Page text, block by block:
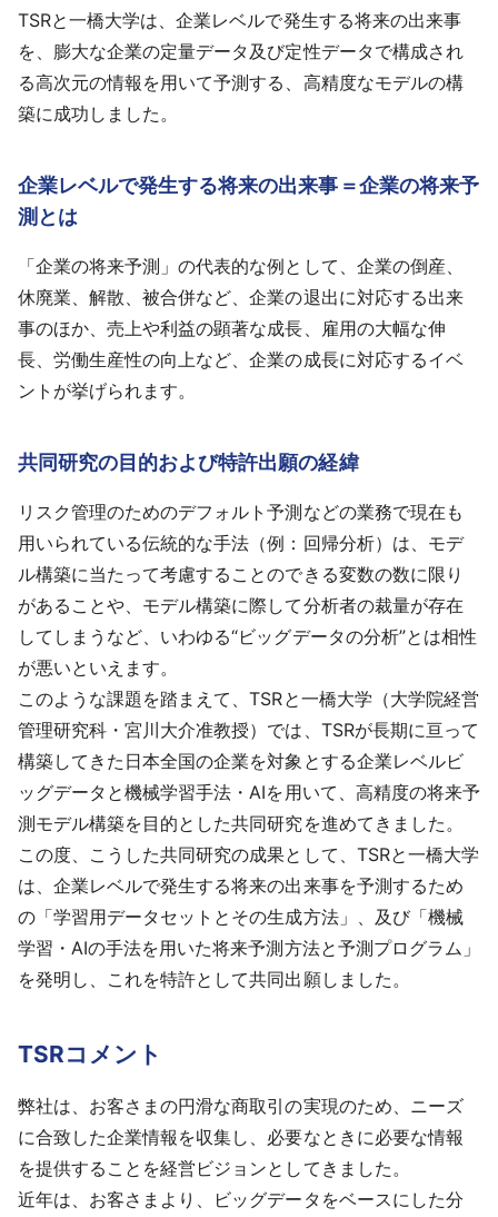
TSRと一橋大学は、企業レベルで発生する将来の出来事
を、膨大な企業の定量データ及び定性データで構成され
る高次元の情報を用いて予測する、高精度なモデルの構
築に成功しました。
企業レベルで発生する将来の出来事＝企業の将来予
測とは
「企業の将来予測」の代表的な例として、企業の倒産、
休廃業、解散、被合併など、企業の退出に対応する出来
事のほか、売上や利益の顕著な成長、雇用の大幅な伸
長、労働生産性の向上など、企業の成長に対応するイベ
ントが挙げられます。
共同研究の目的および特許出願の経緯
リスク管理のためのデフォルト予測などの業務で現在も
用いられている伝統的な手法（例：回帰分析）は、モデ
ル構築に当たって考慮することのできる変数の数に限り
があることや、モデル構築に際して分析者の裁量が存在
してしまうなど、いわゆる“ビッグデータの分析”とは相性
が悪いといえます。
このような課題を踏まえて、TSRと一橋大学（大学院経営
管理研究科・宮川大介准教授）では、TSRが長期に亘って
構築してきた日本全国の企業を対象とする企業レベルビ
ッグデータと機械学習手法・AIを用いて、高精度の将来予
測モデル構築を目的とした共同研究を進めてきました。
この度、こうした共同研究の成果として、TSRと一橋大学
は、企業レベルで発生する将来の出来事を予測するため
の「学習用データセットとその生成方法」、及び「機械
学習・AIの手法を用いた将来予測方法と予測プログラム」
を発明し、これを特許として共同出願しました。
TSRコメント
弊社は、お客さまの円滑な商取引の実現のため、ニーズ
に合致した企業情報を収集し、必要なときに必要な情報
を提供することを経営ビジョンとしてきました。
近年は、お客さまより、ビッグデータをベースにした分